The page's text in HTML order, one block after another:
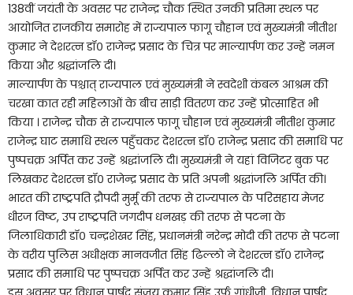
138वीं जयंती के अवसर पर राजेन्द्र चौक स्थित उनकी प्रतिमा स्थल पर
आयोजित राजकीय समारोह में राज्यपाल फागू चौहान एवं मुख्यमंत्री नीतीश
कुमार ने देशरत्न डॉ० राजेन्द्र प्रसाद के चित्र पर माल्यार्पण कर उन्हें नमन
किया और श्रद्धांजलि दी।
माल्यार्पण के पश्चात् राज्यपाल एवं मुख्यमंत्री ने स्वदेशी कंबल आश्रम की
चरखा कात रही महिलाओं के बीच साड़ी वितरण कर उन्हें प्रोत्साहित भी
किया । राजेन्द्र चौक से राज्यपाल फागू चौहान एवं मुख्यमंत्री नीतीश कुमार
राजेन्द्र घाट समाधि स्थल पहुँचकर देशरत्न डॉ० राजेन्द्र प्रसाद की समाधि पर
पुष्पचक्र अर्पित कर उन्हें श्रद्धांजलि दी। मुख्यमंत्री ने यहां विजिटर बुक पर
लिखकर देशरत्न डॉ० राजेन्द्र प्रसाद के प्रति अपनी श्रद्धांजलि अर्पित की।
भारत की राष्ट्रपति द्रौपदी मुर्मू की तरफ से राज्यपाल के परिसहाय मेजर
धीरज विष्ट, उप राष्ट्रपति जगदीप धनखड़ की तरफ से पटना के
जिलाधिकारी डॉ० चन्द्रशेखर सिंह, प्रधानमंत्री नरेन्द्र मोदी की तरफ से पटना
के वरीय पुलिस अधीक्षक मानवजीत सिंह ढिल्लो ने देशरत्न डॉ० राजेन्द्र
प्रसाद की समाधि पर पुष्पचक्र अर्पित कर उन्हें श्रद्धांजलि दी।